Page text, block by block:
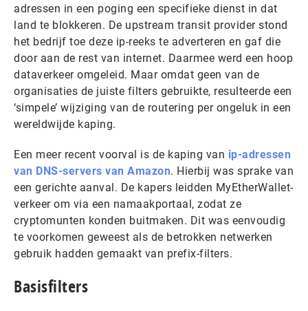
adressen in een poging een specifieke dienst in dat
land te blokkeren. De upstream transit provider stond
het bedrijf toe deze ip-reeks te adverteren en gaf die
door aan de rest van internet. Daarmee werd een hoop
dataverkeer omgeleid. Maar omdat geen van de
organisaties de juiste filters gebruikte, resulteerde een
‘simpele’ wijziging van de routering per ongeluk in een
wereldwijde kaping.
Een meer recent voorval is de kaping van ip-adressen
van DNS-servers van Amazon. Hierbij was sprake van
een gerichte aanval. De kapers leidden MyEtherWallet-
verkeer om via een namaakportaal, zodat ze
cryptomunten konden buitmaken. Dit was eenvoudig
te voorkomen geweest als de betrokken netwerken
gebruik hadden gemaakt van prefix-filters.
Basisfilters